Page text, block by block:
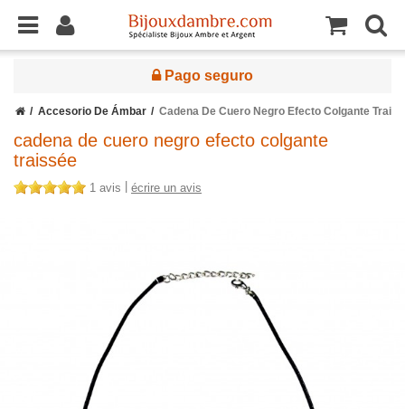
Pago seguro
Accesorio De Ámbar Cadena De Cuero Negro Efecto Colgante
cadena de cuero negro efecto colgante
traissée
1 avis écrire un avis